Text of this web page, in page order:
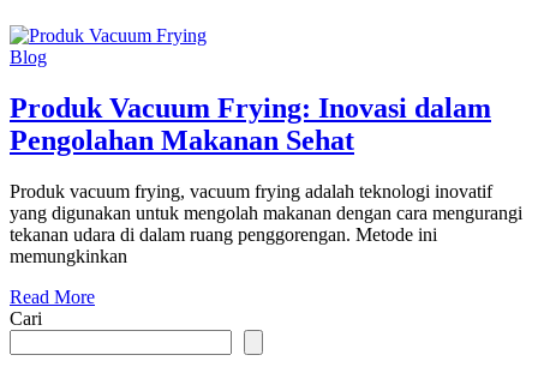
Blog
Produk Vacuum Frying: Inovasi dalam
Pengolahan Makanan Sehat
Produk vacuum frying, vacuum frying adalah teknologi inovatif
yang digunakan untuk mengolah makanan dengan cara mengurangi
tekanan udara di dalam ruang penggorengan. Metode ini
memungkinkan
Read More
Cari